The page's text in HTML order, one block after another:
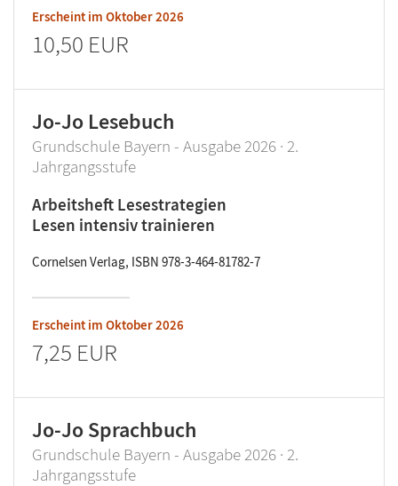
Erscheint im Oktober 2026
10,50 EUR
Jo-Jo Lesebuch
Grundschule Bayern - Ausgabe 2026 · 2.
Jahrgangsstufe
Arbeitsheft Lesestrategien
Lesen intensiv trainieren
Cornelsen Verlag, ISBN 978-3-464-81782-7
Erscheint im Oktober 2026
7,25 EUR
Jo-Jo Sprachbuch
Grundschule Bayern - Ausgabe 2026 · 2.
Jahrgangsstufe